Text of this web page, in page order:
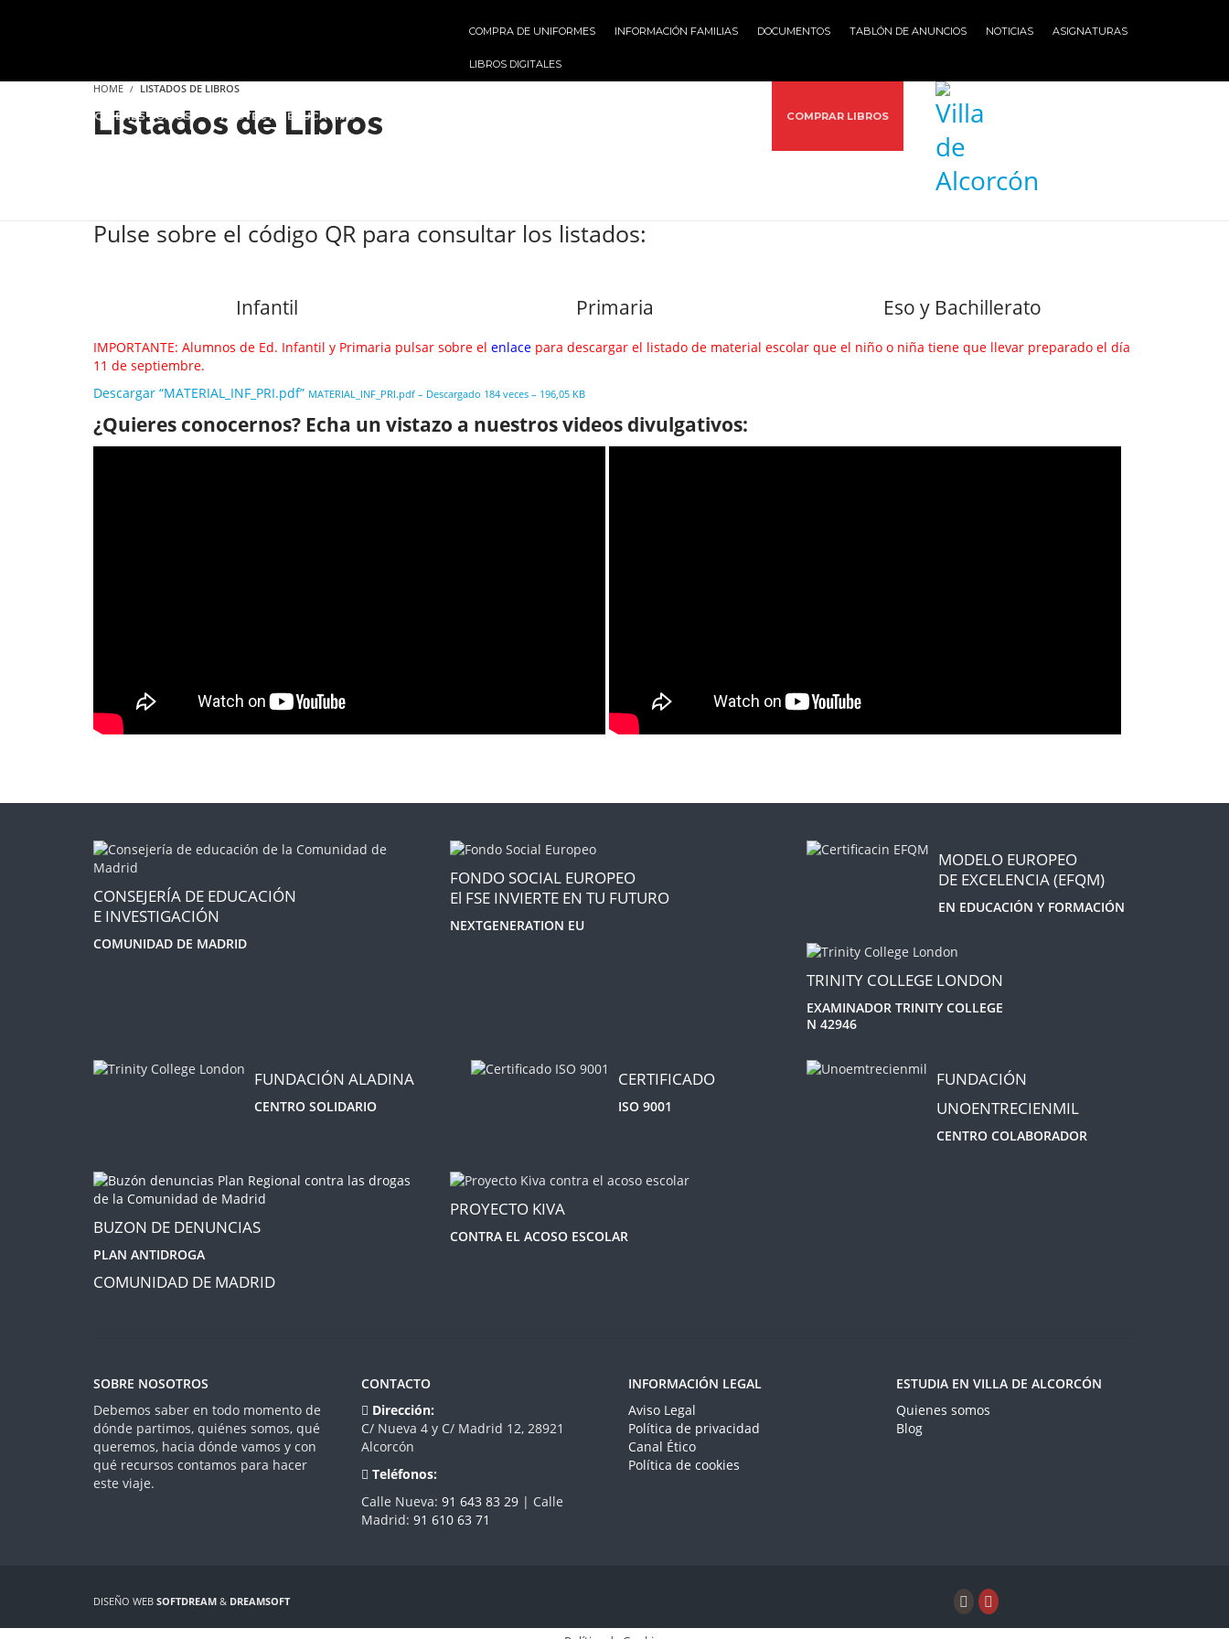
COMPRA DE UNIFORMES INFORMACIÓN FAMILIAS DOCUMENTOS TABLÓN DE ANUNCIOS NOTICIAS ASIGNATURAS
LIBROS DIGITALES
QUIÉNES SOMOS PROYECTO EDUCATIVO COMPRAR LIBROS
HOME LISTADOS DE LIBROS
Listados de Libros
Pulse sobre el código QR para consultar los listados:
Infantil Primaria Eso y Bachillerato
IMPORTANTE: Alumnos de Ed. Infantil y Primaria pulsar sobre el enlace para descargar el listado de material escolar que el niño o niña tiene que llevar preparado el día
11 de septiembre.
Descargar “MATERIAL_INF_PRI.pdf” MATERIAL_INF_PRI.pdf – Descargado 184 veces – 196,05 KB
¿Quieres conocernos? Echa un vistazo a nuestros videos divulgativos:
CONSEJERÍA DE EDUCACIÓN
E INVESTIGACIÓN
COMUNIDAD DE MADRID
FONDO SOCIAL EUROPEO
El FSE INVIERTE EN TU FUTURO
NEXTGENERATION EU
MODELO EUROPEO
DE EXCELENCIA (EFQM)
EN EDUCACIÓN Y FORMACIÓN
TRINITY COLLEGE LONDON
EXAMINADOR TRINITY COLLEGE
N 42946
FUNDACIÓN ALADINA
CENTRO SOLIDARIO
CERTIFICADO
ISO 9001
FUNDACIÓN
UNOENTRECIENMIL
CENTRO COLABORADOR
BUZON DE DENUNCIAS
PLAN ANTIDROGA
COMUNIDAD DE MADRID
PROYECTO KIVA
CONTRA EL ACOSO ESCOLAR
SOBRE NOSOTROS
Debemos saber en todo momento de
dónde partimos, quiénes somos, qué
queremos, hacia dónde vamos y con
qué recursos contamos para hacer
este viaje.
CONTACTO
Dirección:
C/ Nueva 4 y C/ Madrid 12, 28921
Alcorcón
Teléfonos:
Calle Nueva: 91 643 83 29 | Calle
Madrid: 91 610 63 71
INFORMACIÓN LEGAL
Aviso Legal
Política de privacidad
Canal Ético
Política de cookies
ESTUDIA EN VILLA DE ALCORCÓN
Quienes somos
Blog
DISEÑO WEB SOFTDREAM & DREAMSOFT